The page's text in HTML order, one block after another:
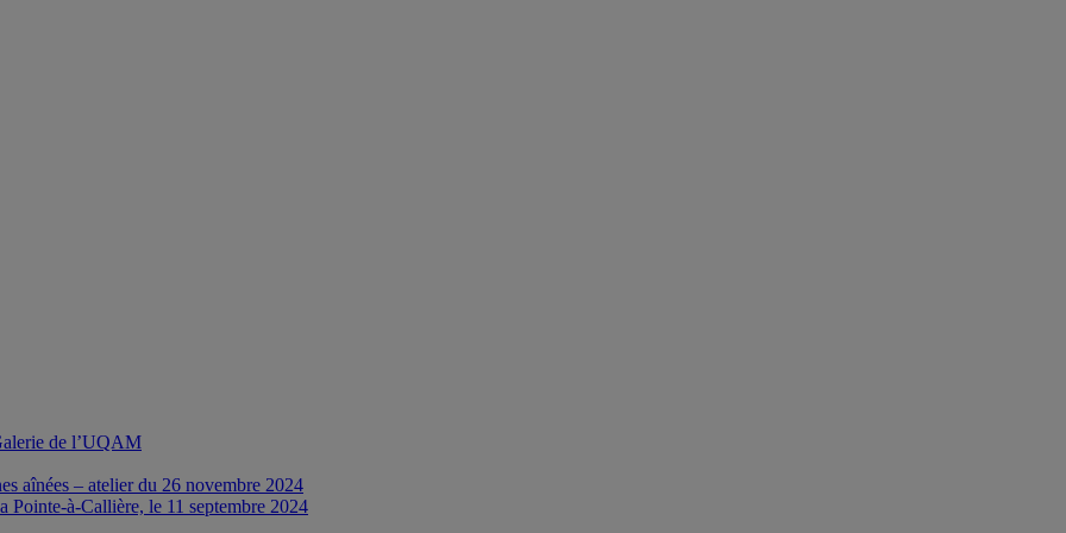
de l’UQAM
aînées – atelier du 26 novembre 2024
Pointe-à-Callière, le 11 septembre 2024